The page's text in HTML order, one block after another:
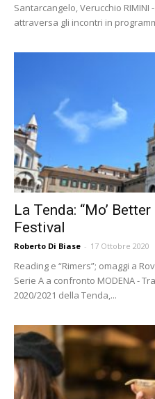
Santarcangelo, Verucchio RIMINI
attraversa gli incontri in
La Tenda: “Mo’
Festival
Roberto Di Biase - 17 Ottobre 2020
Reading e “Rimers”; omaggi a
Serie A a confronto MODENA -
2020/2021 della Tenda,...